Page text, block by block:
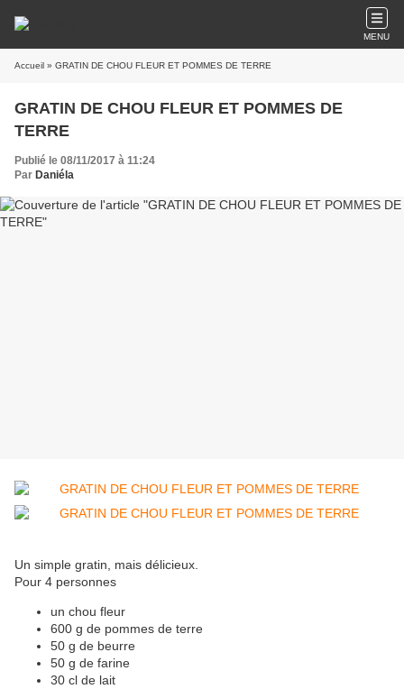
MENU
Accueil » GRATIN DE CHOU FLEUR ET POMMES DE TERRE
GRATIN DE CHOU FLEUR ET POMMES DE
TERRE
Publié le 08/11/2017 à 11:24
Par Daniéla
Un simple gratin, mais délicieux.
Pour 4 personnes
un chou fleur
600 g de pommes de terre
50 g de beurre
50 g de farine
30 cl de lait